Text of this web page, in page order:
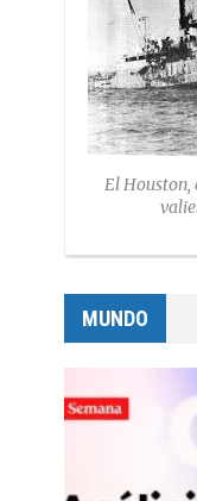
El Houston,
MUNDO